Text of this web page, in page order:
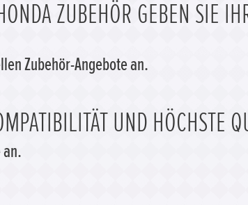
ZUBEHÖR GEBEN SIE
Zubehör-Angebote an.
UND HÖCHSTE
an.